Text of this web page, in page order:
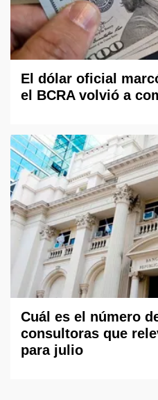
El dólar oficial
el BCRA volvió a
Cuál es el número
consultoras que
para julio